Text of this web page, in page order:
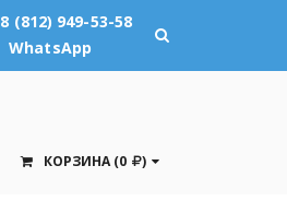
8 (812) 949-53-58
WhatsApp
КОРЗИНА (0 )